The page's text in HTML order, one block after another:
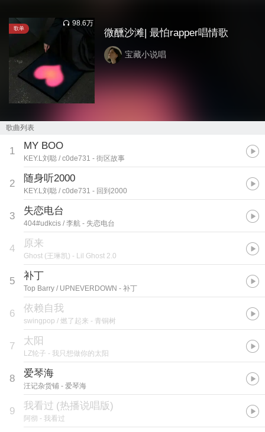
歌单
98.6万
微醺沙滩| 最怕rapper唱情歌
宝藏小说唱
歌曲列表
1 MY BOO
KEY.L刘聪 / c0de731 - 街区故事
2 随身听2000
KEY.L刘聪 / c0de731 - 回到2000
3 失恋电台
404#udkcis / 李航 - 失恋电台
4 原来
Ghost (王琳凯) - Lil Ghost 2.0
5 补丁
Top Barry / UPNEVERDOWN - 补丁
6 依赖自我
swingpop / 燃了起来 - 青铜树
7 太阳
LZ轮子 - 我只想做你的太阳
8 爱琴海
汪记杂货铺 - 爱琴海
9 我看过 (热播说唱版)
阿彻 - 我看过